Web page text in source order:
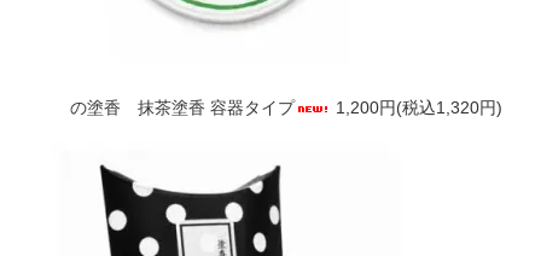
の塗香 抹茶塗香 容器タイプ 1,200円(税込1,320円)